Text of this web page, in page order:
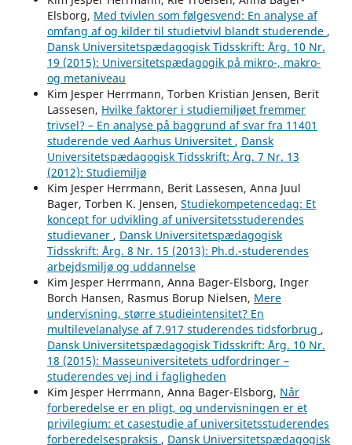
Elsborg, Med tvivlen som følgesvend: En analyse af
omfang af og kilder til studietvivl blandt studerende ,
Dansk Universitetspædagogisk Tidsskrift: Årg. 10 Nr.
19 (2015): Universitetspædagogik på mikro-, makro-
og metaniveau
Kim Jesper Herrmann, Torben Kristian Jensen, Berit
Lassesen, Hvilke faktorer i studiemiljøet fremmer
trivsel? – En analyse på baggrund af svar fra 11401
studerende ved Aarhus Universitet , Dansk
Universitetspædagogisk Tidsskrift: Årg. 7 Nr. 13
(2012): Studiemiljø
Kim Jesper Herrmann, Berit Lassesen, Anna Juul
Bager, Torben K. Jensen, Studiekompetencedag: Et
koncept for udvikling af universitetsstuderendes
studievaner , Dansk Universitetspædagogisk
Tidsskrift: Årg. 8 Nr. 15 (2013): Ph.d.-studerendes
arbejdsmiljø og uddannelse
Kim Jesper Herrmann, Anna Bager-Elsborg, Inger
Borch Hansen, Rasmus Borup Nielsen, Mere
undervisning, større studieintensitet? En
multilevelanalyse af 7.917 studerendes tidsforbrug ,
Dansk Universitetspædagogisk Tidsskrift: Årg. 10 Nr.
18 (2015): Masseuniversitetets udfordringer –
studerendes vej ind i fagligheden
Kim Jesper Herrmann, Anna Bager-Elsborg, Når
forberedelse er en pligt, og undervisningen er et
privilegium: et casestudie af universitetsstuderendes
forberedelsespraksis , Dansk Universitetspædagogisk